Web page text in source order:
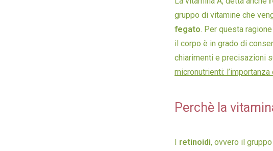
gruppo di vitamine che
fegato. Per questa
il corpo è in grado di
chiarimenti e precisazioni
micronutrienti:
Perchè la
retinoidi, ovvero il